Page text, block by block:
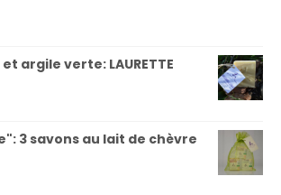
argile verte: LAURETTE
3 savons au lait de chèvre